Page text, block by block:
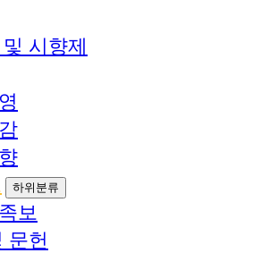
시향제
하위분류
보
문헌